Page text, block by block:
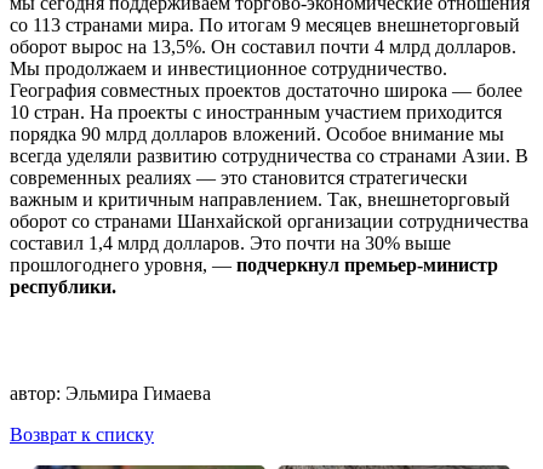
со 113 странами мира. По итогам 9 месяцев внешнеторговый
оборот вырос на 13,5%. Он составил почти 4 млрд долларов.
Мы продолжаем и инвестиционное сотрудничество.
География совместных проектов достаточно широка — более
10 стран. На проекты с иностранным участием приходится
порядка 90 млрд долларов вложений. Особое внимание мы
всегда уделяли развитию сотрудничества со странами Азии. В
современных реалиях — это становится стратегически
важным и критичным направлением. Так, внешнеторговый
оборот со странами Шанхайской организации сотрудничества
составил 1,4 млрд долларов. Это почти на 30% выше
прошлогоднего уровня, — подчеркнул премьер-министр
республики.
автор: Эльмира Гимаева
Возврат к списку